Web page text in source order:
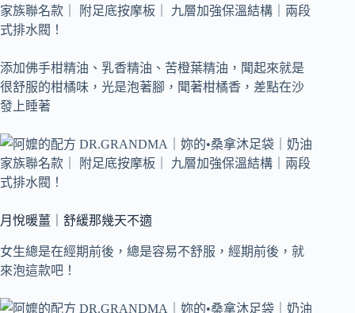
添加佛手柑精油、乳香精油、苦橙葉精油，聞起來就是
很舒服的柑橘味，光是泡著腳，聞著柑橘香，差點在沙
發上睡著
月悅暖薑｜舒緩那幾天不適
女生總是在經期前後，總是容易不舒服，經期前後，就
來泡這款吧！